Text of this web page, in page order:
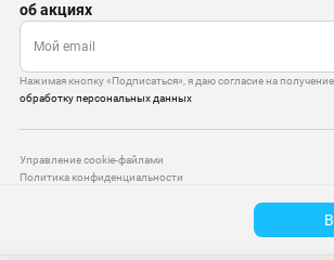
об акциях
Нажимая кнопку «Подписаться», я даю согласие на
обработку персональных данных
Управление cookie-файлами
Политика конфиденциальности